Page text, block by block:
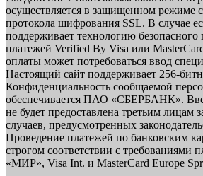
осуществляется в защищенном режиме
протокола шифрования SSL. В случае
поддерживает технологию безопасного
платежей Verified By Visa или
оплаты может потребоваться ввод
Настоящий сайт поддерживает 256-
Конфиденциальность сообщаемой
обеспечивается ПАО «СБЕРБАНК».
не будет предоставлена третьим лицам
случаев, предусмотренных
Проведение платежей по банковским
строгом соответствии с требованиями
«МИР», Visa Int. и MasterCard Europe